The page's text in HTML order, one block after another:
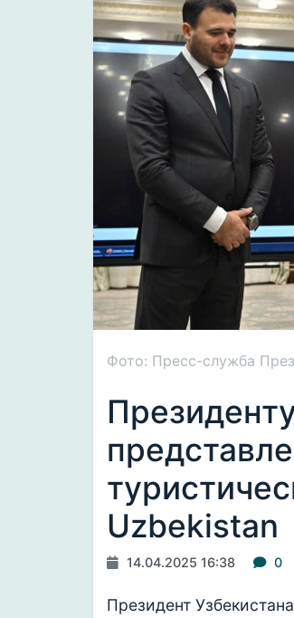
Фото: Пресс-служба
Uzbekistan
14.04.2025 16:38 0
Президент